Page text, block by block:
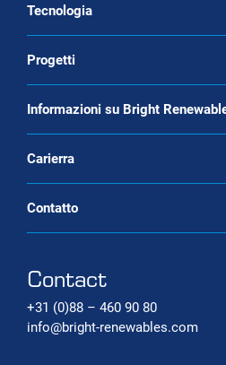
Sistemi di produzione
Sistemi di cattura del
Purificazione del
rinnovabile
Tecnologia
Progetti
Informazioni su Bright
Carierra
Contatto
Contact
+31 (0)88 – 460 90 80
info@bright-renewables.com